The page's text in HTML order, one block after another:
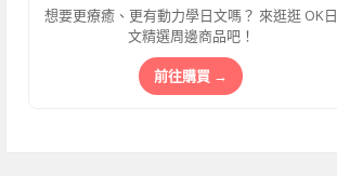
想要更療癒、更有動力學日文嗎？ 來逛逛 OK日
文精選周邊商品吧！
前往購買 →